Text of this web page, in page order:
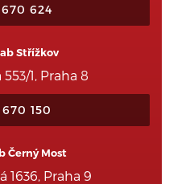
624
Střížkov
1, Praha 8
150
Černý Most
1636, Praha 9